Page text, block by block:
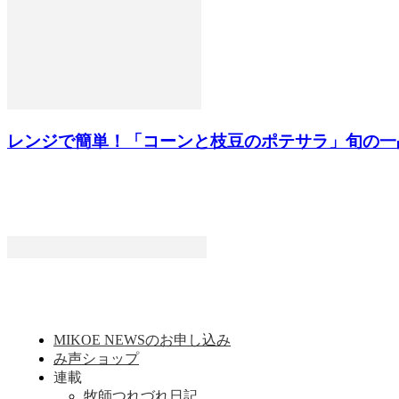
レンジで簡単！「コーンと枝豆のポテサラ」旬の
MIKOE NEWSのお申し込み
み声ショップ
連載
牧師つれづれ日記